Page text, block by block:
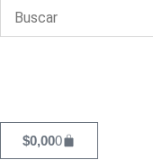
$0,000